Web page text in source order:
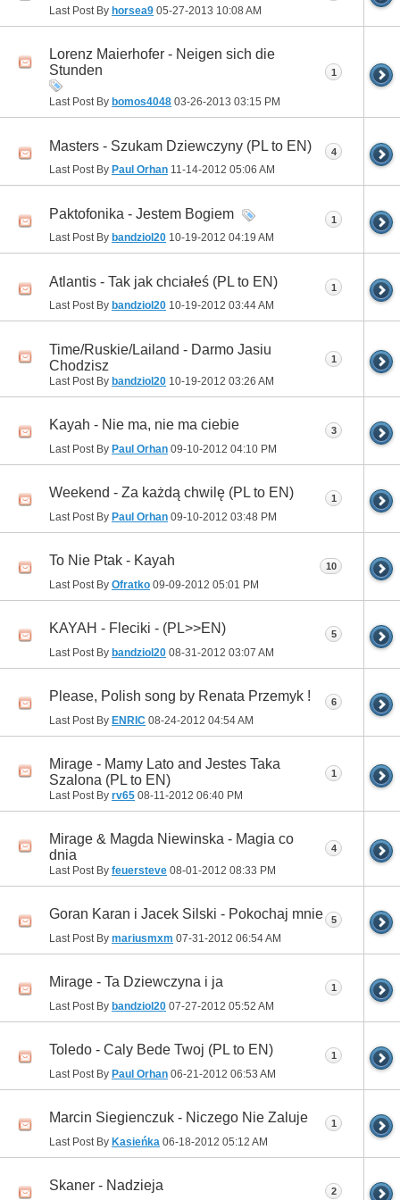
Last Post By horsea9 05-27-2013 10:08 AM
Lorenz Maierhofer - Neigen sich die
Stunden
Last Post By bomos4048 03-26-2013 03:15 PM
1
Masters - Szukam Dziewczyny (PL to EN)
Last Post By Paul Orhan 11-14-2012 05:06 AM
4
Paktofonika - Jestem Bogiem
Last Post By bandziol20 10-19-2012 04:19 AM
1
Atlantis - Tak jak chciałeś (PL to EN)
Last Post By bandziol20 10-19-2012 03:44 AM
1
Time/Ruskie/Lailand - Darmo Jasiu
Chodzisz
Last Post By bandziol20 10-19-2012 03:26 AM
1
Kayah - Nie ma, nie ma ciebie
Last Post By Paul Orhan 09-10-2012 04:10 PM
3
Weekend - Za każdą chwilę (PL to EN)
Last Post By Paul Orhan 09-10-2012 03:48 PM
1
To Nie Ptak - Kayah
Last Post By Ofratko 09-09-2012 05:01 PM
10
KAYAH - Fleciki - (PL>>EN)
Last Post By bandziol20 08-31-2012 03:07 AM
5
Please, Polish song by Renata Przemyk !
Last Post By ENRIC 08-24-2012 04:54 AM
6
Mirage - Mamy Lato and Jestes Taka
Szalona (PL to EN)
Last Post By rv65 08-11-2012 06:40 PM
1
Mirage & Magda Niewinska - Magia co
dnia
Last Post By feuersteve 08-01-2012 08:33 PM
4
Goran Karan i Jacek Silski - Pokochaj mnie
Last Post By mariusmxm 07-31-2012 06:54 AM
5
Mirage - Ta Dziewczyna i ja
Last Post By bandziol20 07-27-2012 05:52 AM
1
Toledo - Caly Bede Twoj (PL to EN)
Last Post By Paul Orhan 06-21-2012 06:53 AM
1
Marcin Siegienczuk - Niczego Nie Zaluje
Last Post By Kasieńka 06-18-2012 05:12 AM
1
Skaner - Nadzieja 2